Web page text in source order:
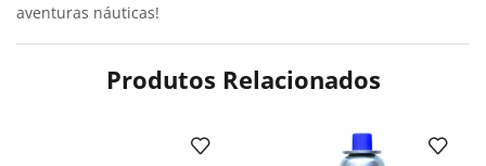
aventuras náuticas!
Produtos Relacionados